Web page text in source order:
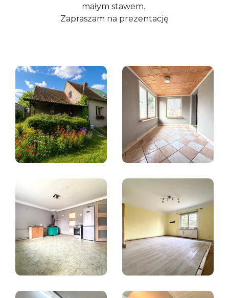
małym stawem.
Zapraszam na prezentację